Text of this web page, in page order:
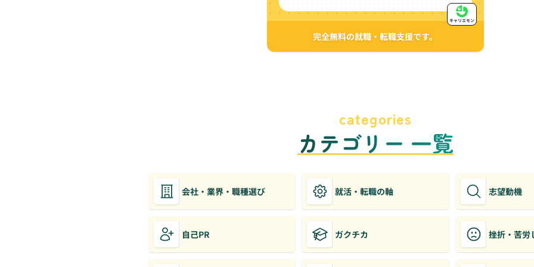
完全無料の就職・転職支援です。
キャリエモン
categories
カテゴリー 一覧
会社・業界・職種選び 就活・転職の軸 志望動機
自己PR ガクチカ 挫折・苦労